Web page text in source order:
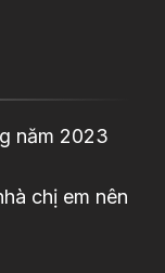
năm 2023
chị em nên